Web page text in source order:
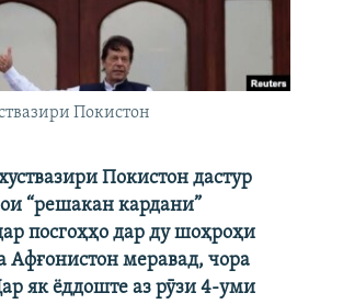
RFE/RL
Покистон
Покистон дастур
“решакан кардани”
посгоҳҳо дар ду шоҳроҳи
Афғонистон меравад, чора
як ёддоште аз рӯзи 4-уми